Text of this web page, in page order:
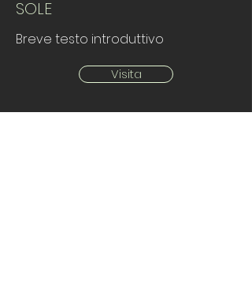
SOLE
Breve testo introduttivo
Visita
Strutture